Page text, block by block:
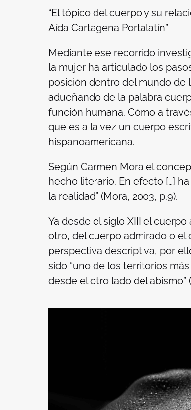
“El tópico del cuerpo y su
Aída Cartagena Portalatín”
Mediante ese recorrido
la mujer ha articulado los
posición dentro del mundo de
adueñando de la palabra
función humana. Cómo a
que es a la vez un cuerpo
hispanoamericana.
Según Carmen Mora el
hecho literario. En efecto […]
la realidad” (Mora, 2003, p.9).
Ya desde el siglo XIII el
otro, del cuerpo admirado o el
perspectiva descriptiva, por
sido “uno de los territorios
desde el otro lado del abismo”